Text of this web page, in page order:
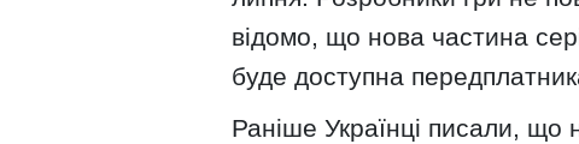
відомо, що нова частина
буде доступна
Раніше Українці писали, що